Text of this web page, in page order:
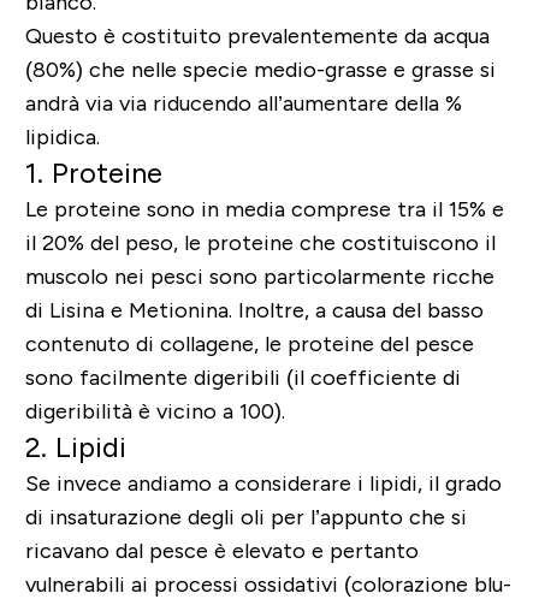
Questo è costituito prevalentemente da acqua
(80%) che nelle specie medio-grasse e grasse si
andrà via via riducendo all’aumentare della %
lipidica.
1. Proteine
Le proteine sono in media comprese tra il 15% e
il 20% del peso, le proteine che costituiscono il
muscolo nei pesci sono particolarmente ricche
di Lisina e Metionina. Inoltre, a causa del basso
contenuto di collagene, le proteine del pesce
sono facilmente digeribili (il coefficiente di
digeribilità è vicino a 100).
2. Lipidi
Se invece andiamo a considerare i lipidi, il grado
di insaturazione degli oli per l’appunto che si
ricavano dal pesce è elevato e pertanto
vulnerabili ai processi ossidativi (colorazione blu-